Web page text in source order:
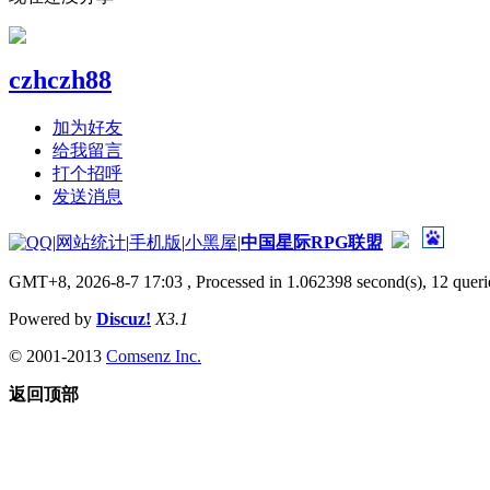
czhczh88
加为好友
给我留言
打个招呼
发送消息
|网站统计|手机版|小黑屋|中国星际RPG联盟
GMT+8, 2026-8-7 17:03 , Processed in 1.062398 second(s), 12
Powered by Discuz! X3.1
© 2001-2013 Comsenz Inc.
返回顶部